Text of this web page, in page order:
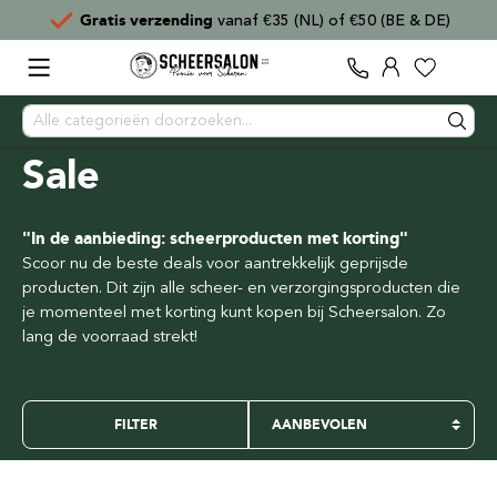
& DE) Voor15:00besteld,direct verzonden
Sale
"In de aanbieding: scheerproducten met korting"
Scoor nu de beste deals voor aantrekkelijk geprijsde
producten. Dit zijn alle scheer- en verzorgingsproducten die
je momenteel met korting kunt kopen bij Scheersalon. Zo
lang de voorraad strekt!
FILTER